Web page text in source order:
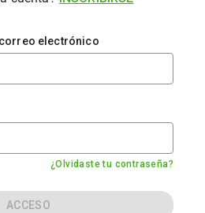
electrónico
¿Olvidaste tu contraseña?
ACCESO